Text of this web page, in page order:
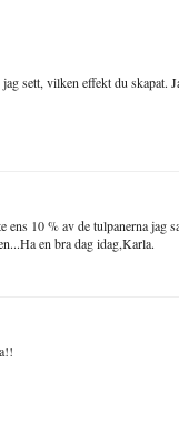
sett, vilken effekt du skapat.
10 % av de tulpanerna jag
en bra dag idag,Karla.